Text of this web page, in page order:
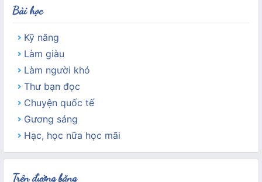
Bài học
Kỹ năng
Làm giàu
Làm người khó
Thư bạn đọc
Chuyện quốc tế
Gương sáng
Hạc, học nữa học mãi
Trên đường băng